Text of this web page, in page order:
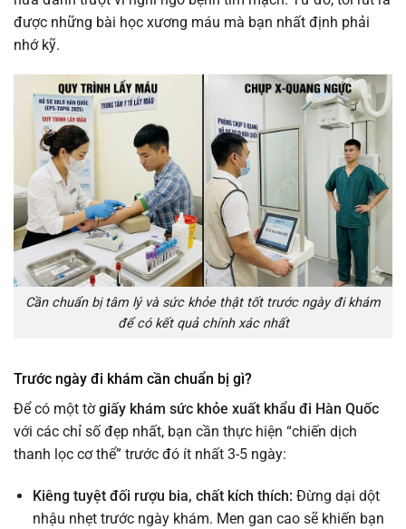
được những bài học xương máu mà bạn nhất định phải
nhớ kỹ.
Cần chuẩn bị tâm lý và sức khỏe thật tốt trước ngày đi khám
để có kết quả chính xác nhất
Trước ngày đi khám cần chuẩn bị gì?
Để có một tờgiấy khám sức khỏe xuất khẩu đi Hàn Quốc
với các chỉ số đẹp nhất, bạn cần thực hiện “chiến dịch
thanh lọc cơ thể” trước đó ít nhất 3-5 ngày:
Kiêng tuyệt đối rượu bia, chất kích thích: Đừng dại dột
nhậu nhẹt trước ngày khám. Men gan cao sẽ khiến bạn